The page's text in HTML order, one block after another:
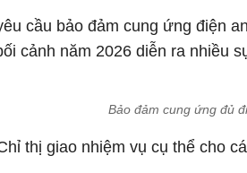
cầu bảo đảm cung ứng điện
cảnh năm 2026 diễn ra nhiều
Bảo đảm cung ứng đủ
thị giao nhiệm vụ cụ thể cho